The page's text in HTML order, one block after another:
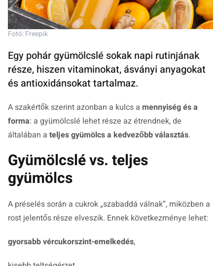
Fotó: Freepik
Egy pohár gyümölcslé sokak napi rutinjának
része, hiszen vitaminokat, ásványi anyagokat
és antioxidánsokat tartalmaz.
A szakértők szerint azonban a kulcs a mennyiség és a
forma: a gyümölcslé lehet része az étrendnek, de
általában a teljes gyümölcs a kedvezőbb választás.
Gyümölcslé vs. teljes
gyümölcs
A préselés során a cukrok „szabaddá válnak”, miközben a
rost jelentős része elveszik. Ennek következménye lehet:
gyorsabb vércukorszint-emelkedés,